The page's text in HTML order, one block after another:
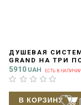
ДУШЕВАЯ
GRAND НА ТРИ
QTGRABCR1004
5910 UAH ЕСТЬ В НАЛИЧИИ
В КОРЗИНУ